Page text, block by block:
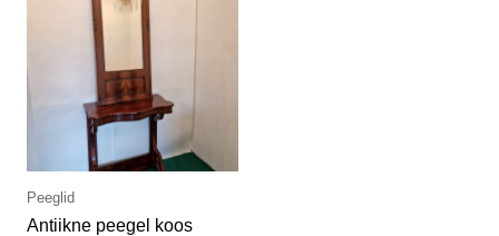
Peeglid
Antiikne peegel koos